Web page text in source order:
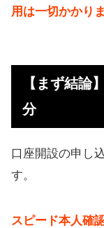
用は一切かかり
【まず結論
分
口座開設の申し
す。
スピード本人確